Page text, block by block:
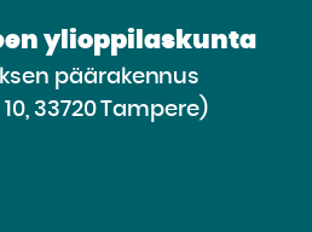
ylioppilaskunta
päärakennus
33720 Tampere)